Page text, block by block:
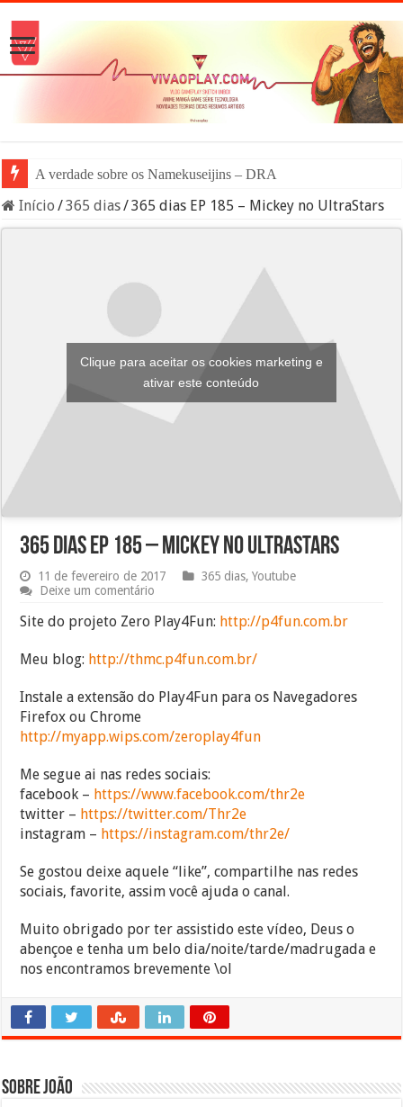
A verdade sobre os Namekuseijins – DRAGON BALL #New
Início /365 dias/365 dias EP 185 – Mickey no UltraStars
Clique para aceitar os cookies marketing e
ativar este conteúdo
365 dias EP 185 – Mickey no UltraStars
11 de fevereiro de 2017 365 dias,Youtube
Deixe um comentário
Site do projeto Zero Play4Fun: http://p4fun.com.br
Meu blog: http://thmc.p4fun.com.br/
Instale a extensão do Play4Fun para os Navegadores
Firefox ou Chrome
http://myapp.wips.com/zeroplay4fun
Me segue ai nas redes sociais:
facebook – https://www.facebook.com/thr2e
twitter – https://twitter.com/Thr2e
instagram – https://instagram.com/thr2e/
Se gostou deixe aquele “like”, compartilhe nas redes
sociais, favorite, assim você ajuda o canal.
Muito obrigado por ter assistido este vídeo, Deus o
abençoe e tenha um belo dia/noite/tarde/madrugada e
nos encontramos brevemente \ol
Sobre João